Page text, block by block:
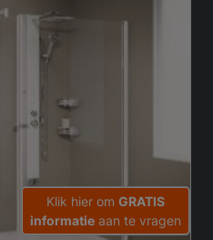
Klik hier om GRATIS
informatie aan te vragen